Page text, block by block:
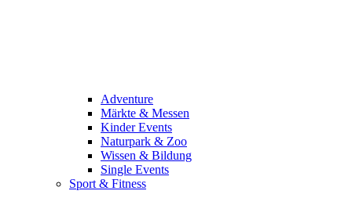
Adventure
Märkte & Messen
Kinder Events
Naturpark & Zoo
Wissen & Bildung
Single Events
Sport & Fitness